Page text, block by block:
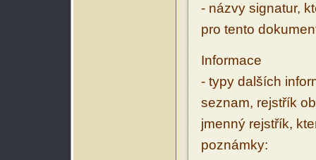
- názvy signatur,
pro tento
Informace
- typy dalších
seznam, rejstřík
jmenný rejstřík,
poznámky: